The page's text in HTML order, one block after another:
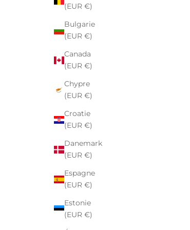
(EUR €)
Bulgarie
(EUR €)
Canada
(EUR €)
Chypre
(EUR €)
Croatie
(EUR €)
Danemark
(EUR €)
Espagne
(EUR €)
Estonie
(EUR €)